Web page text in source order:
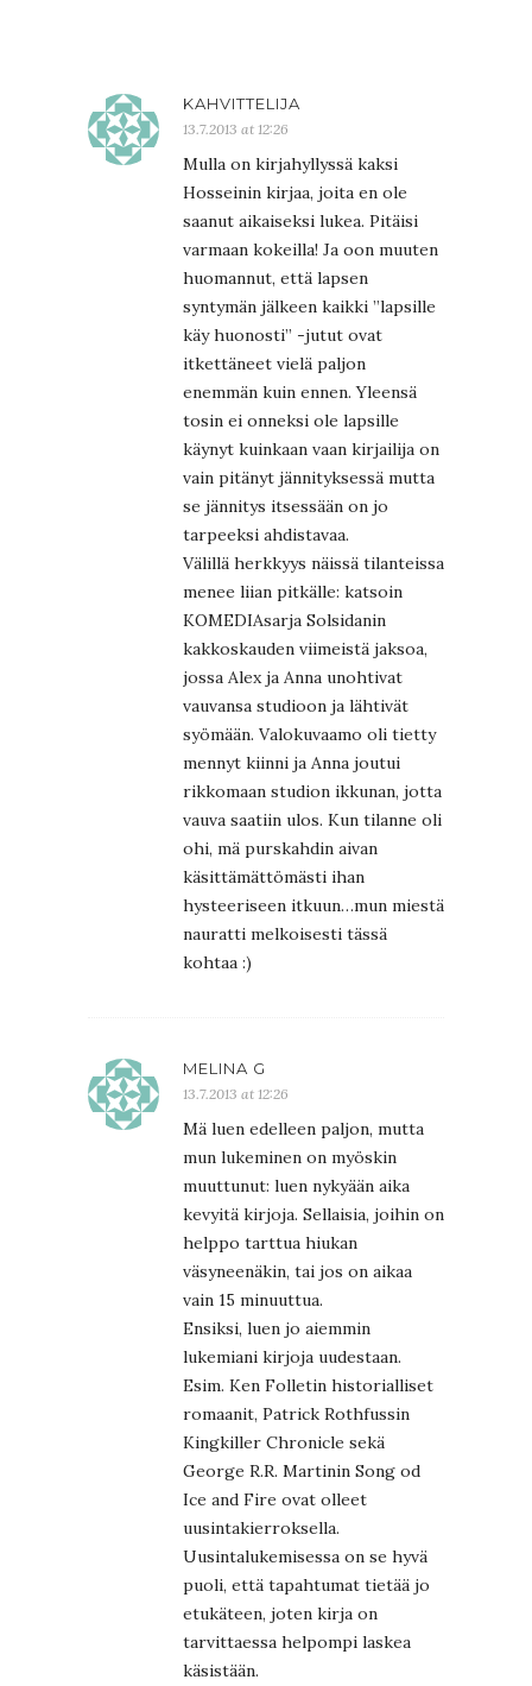
KAHVITTELIJA
13.7.2013 at 12:26
Mulla on kirjahyllyssä kaksi
Hosseinin kirjaa, joita en ole
saanut aikaiseksi lukea. Pitäisi
varmaan kokeilla! Ja oon muuten
huomannut, että lapsen
syntymän jälkeen kaikki ”lapsille
käy huonosti” -jutut ovat
itkettäneet vielä paljon
enemmän kuin ennen. Yleensä
tosin ei onneksi ole lapsille
käynyt kuinkaan vaan kirjailija on
vain pitänyt jännityksessä mutta
se jännitys itsessään on jo
tarpeeksi ahdistavaa.
Välillä herkkyys näissä tilanteissa
menee liian pitkälle: katsoin
KOMEDIAsarja Solsidanin
kakkoskauden viimeistä jaksoa,
jossa Alex ja Anna unohtivat
vauvansa studioon ja lähtivät
syömään. Valokuvaamo oli tietty
mennyt kiinni ja Anna joutui
rikkomaan studion ikkunan, jotta
vauva saatiin ulos. Kun tilanne oli
ohi, mä purskahdin aivan
käsittämättömästi ihan
hysteeriseen itkuun…mun miestä
nauratti melkoisesti tässä
kohtaa :)
MELINA G
13.7.2013 at 12:26
Mä luen edelleen paljon, mutta
mun lukeminen on myöskin
muuttunut: luen nykyään aika
kevyitä kirjoja. Sellaisia, joihin on
helppo tarttua hiukan
väsyneenäkin, tai jos on aikaa
vain 15 minuuttua.
Ensiksi, luen jo aiemmin
lukemiani kirjoja uudestaan.
Esim. Ken Folletin historialliset
romaanit, Patrick Rothfussin
Kingkiller Chronicle sekä
George R.R. Martinin Song od
Ice and Fire ovat olleet
uusintakierroksella.
Uusintalukemisessa on se hyvä
puoli, että tapahtumat tietää jo
etukäteen, joten kirja on
tarvittaessa helpompi laskea
käsistään.